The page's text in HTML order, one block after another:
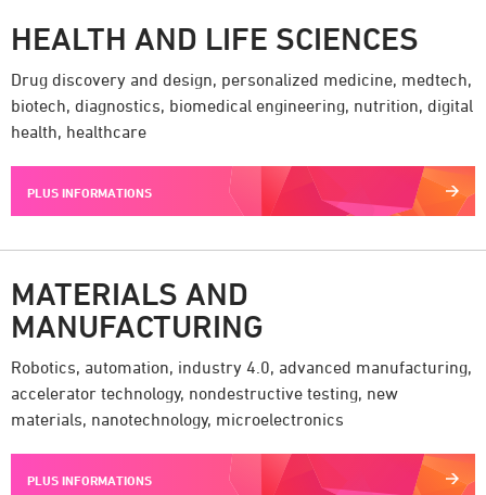
HEALTH AND LIFE SCIENCES
Drug discovery and design, personalized medicine, medtech,
biotech, diagnostics, biomedical engineering, nutrition, digital
health, healthcare
PLUS INFORMATIONS
MATERIALS AND
MANUFACTURING
Robotics, automation, industry 4.0, advanced manufacturing,
accelerator technology, nondestructive testing, new
materials, nanotechnology, microelectronics
PLUS INFORMATIONS